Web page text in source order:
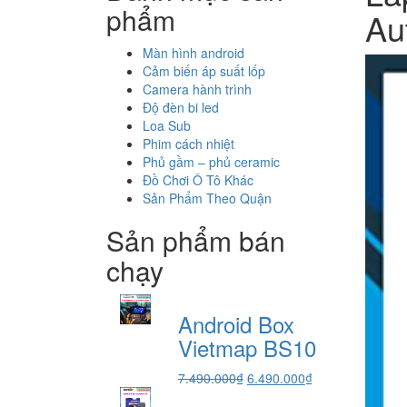
phẩm
Màn hình android
Cảm biến áp suất lốp
Camera hành trình
Độ đèn bi led
Loa Sub
Phim cách nhiệt
Phủ gầm – phủ ceramic
Đồ Chơi Ô Tô Khác
Sản Phẩm Theo Quận
Sản phẩm bán
chạy
Android Box
Vietmap BS10
7.490.000₫ Giá
6.490.000₫Giá